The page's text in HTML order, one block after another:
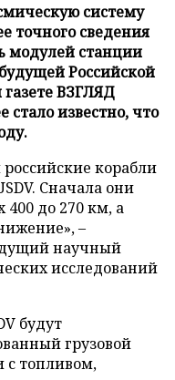
систему
точного сведения
модулей станции
Российской
газете ВЗГЛЯД
известно, что
корабли
Сначала они
до 270 км, а
–
научный
исследований
будут
грузовой
с топливом,